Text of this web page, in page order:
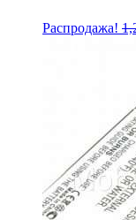
Распродажа!